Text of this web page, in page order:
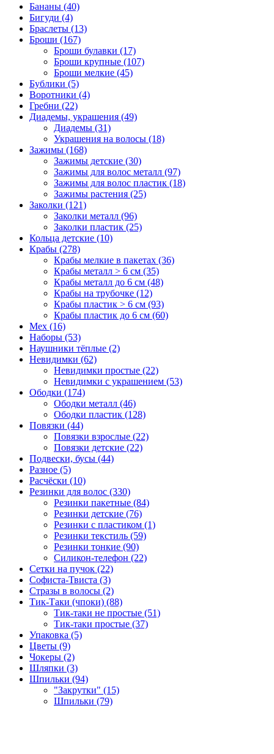
Бананы (40)
Бигуди (4)
Браслеты (13)
Броши (167)
Броши булавки (17)
Броши крупные (107)
Броши мелкие (45)
Бублики (5)
Воротники (4)
Гребни (22)
Диадемы, украшения (49)
Диадемы (31)
Украшения на волосы (18)
Зажимы (168)
Зажимы детские (30)
Зажимы для волос металл (97)
Зажимы для волос пластик (18)
Зажимы растения (25)
Заколки (121)
Заколки металл (96)
Заколки пластик (25)
Кольца детские (10)
Крабы (278)
Крабы мелкие в пакетах (36)
Крабы металл > 6 см (35)
Крабы металл до 6 см (48)
Крабы на трубочке (12)
Крабы пластик > 6 см (93)
Крабы пластик до 6 см (60)
Мех (16)
Наборы (53)
Наушники тёплые (2)
Невидимки (62)
Невидимки простые (22)
Невидимки с украшением (53)
Ободки (174)
Ободки металл (46)
Ободки пластик (128)
Повязки (44)
Повязки взрослые (22)
Повязки детские (22)
Подвески, бусы (44)
Разное (5)
Расчёски (10)
Резинки для волос (330)
Резинки пакетные (84)
Резинки детские (76)
Резинки с пластиком (1)
Резинки текстиль (59)
Резинки тонкие (90)
Силикон-телефон (22)
Сетки на пучок (22)
Софиста-Твиста (3)
Стразы в волосы (2)
Тик-Таки (чпоки) (88)
Тик-таки не простые (51)
Тик-таки простые (37)
Упаковка (5)
Цветы (9)
Чокеры (2)
Шляпки (3)
Шпильки (94)
"Закрутки" (15)
Шпильки (79)